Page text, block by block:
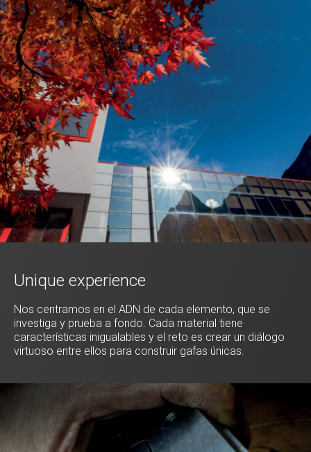
Unique experience
Nos centramos en el ADN de cada elemento, que se
investiga y prueba a fondo. Cada material tiene
características inigualables y el reto es crear un diálogo
virtuoso entre ellos para construir gafas únicas.